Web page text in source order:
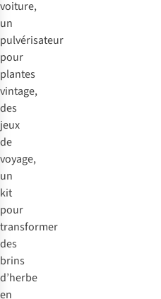
voiture,
un
pulvérisateur
pour
plantes
vintage,
des
jeux
de
voyage,
un
kit
pour
transformer
des
brins
d’herbe
en